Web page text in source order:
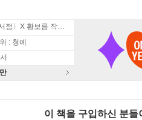
뮤지컬 〈휴남동 서점〉X 황보름 작가 북토크
: 청예
이 책을 구입하신 분